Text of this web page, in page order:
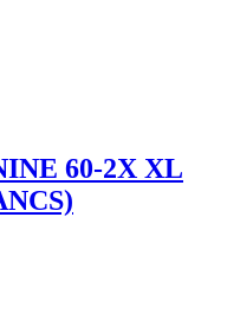
60-2X XL